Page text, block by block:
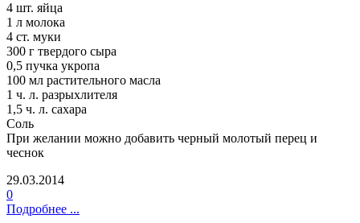
4 шт. яйца
1 л молока
4 ст. муки
300 г твердого сыра
0,5 пучка укропа
100 мл растительного масла
1 ч. л. разрыхлителя
1,5 ч. л. сахара
Соль
При желании можно добавить черный молотый перец и
чеснок
29.03.2014
0
Подробнее ...